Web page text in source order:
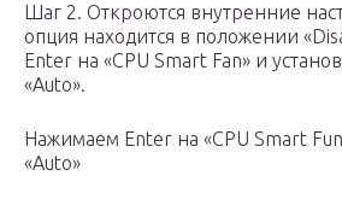
Шаг 2. Откроются внутренние
опция находится в положении
Enter на «CPU Smart Fan» и
«Auto».
Нажимаем Enter на «CPU Smart
«Auto»